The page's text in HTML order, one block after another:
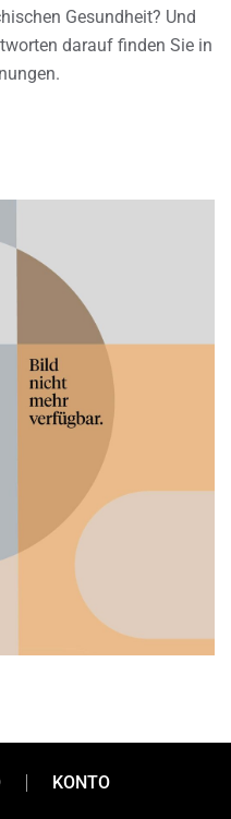
Gesundheit? Und
darauf finden Sie in
B2B
KONTO